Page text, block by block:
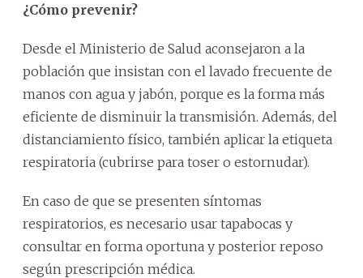
¿Cómo prevenir?
Desde el Ministerio de Salud aconsejaron a la
población que insistan con el lavado frecuente de
manos con agua y jabón, porque es la forma más
eficiente de disminuir la transmisión. Además, del
distanciamiento físico, también aplicar la etiqueta
respiratoria (cubrirse para toser o estornudar).
En caso de que se presenten síntomas
respiratorios, es necesario usar tapabocas y
consultar en forma oportuna y posterior reposo
según prescripción médica.